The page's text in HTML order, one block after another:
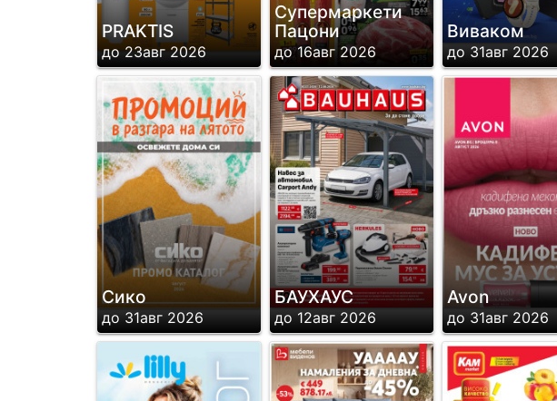
PRAKTIS
до 23авг 2026
Супермаркети
Пацони
до 16авг 2026
Виваком
до 31авг 2026
Сико
до 31авг 2026
БАУХАУС
до 12авг 2026
Avon
до 31авг 2026